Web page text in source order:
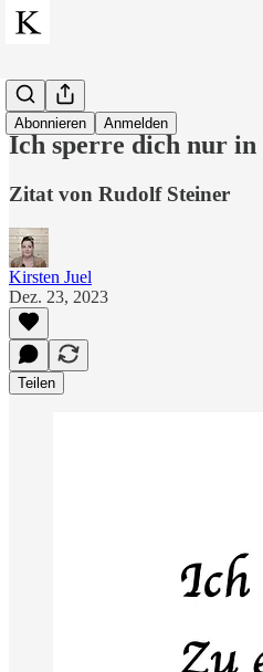
Abonnieren Anmelden
Zitate
Ich sperre dich nur in
Zitat von Rudolf Steiner
Kirsten Juel
Dez. 23, 2023
Teilen